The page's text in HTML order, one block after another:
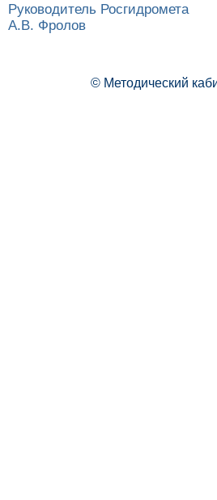
Руководитель Росгидромета
А.В. Фролов
© Методический